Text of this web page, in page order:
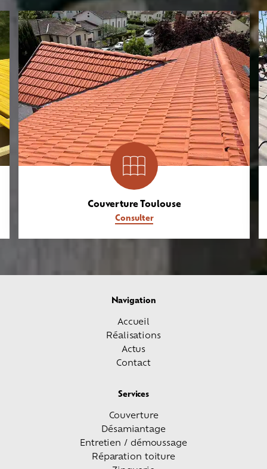
Couverture Toulouse
Consulter
Navigation
Accueil
Réalisations
Actus
Contact
Services
Couverture
Désamiantage
Entretien / démoussage
Réparation toiture